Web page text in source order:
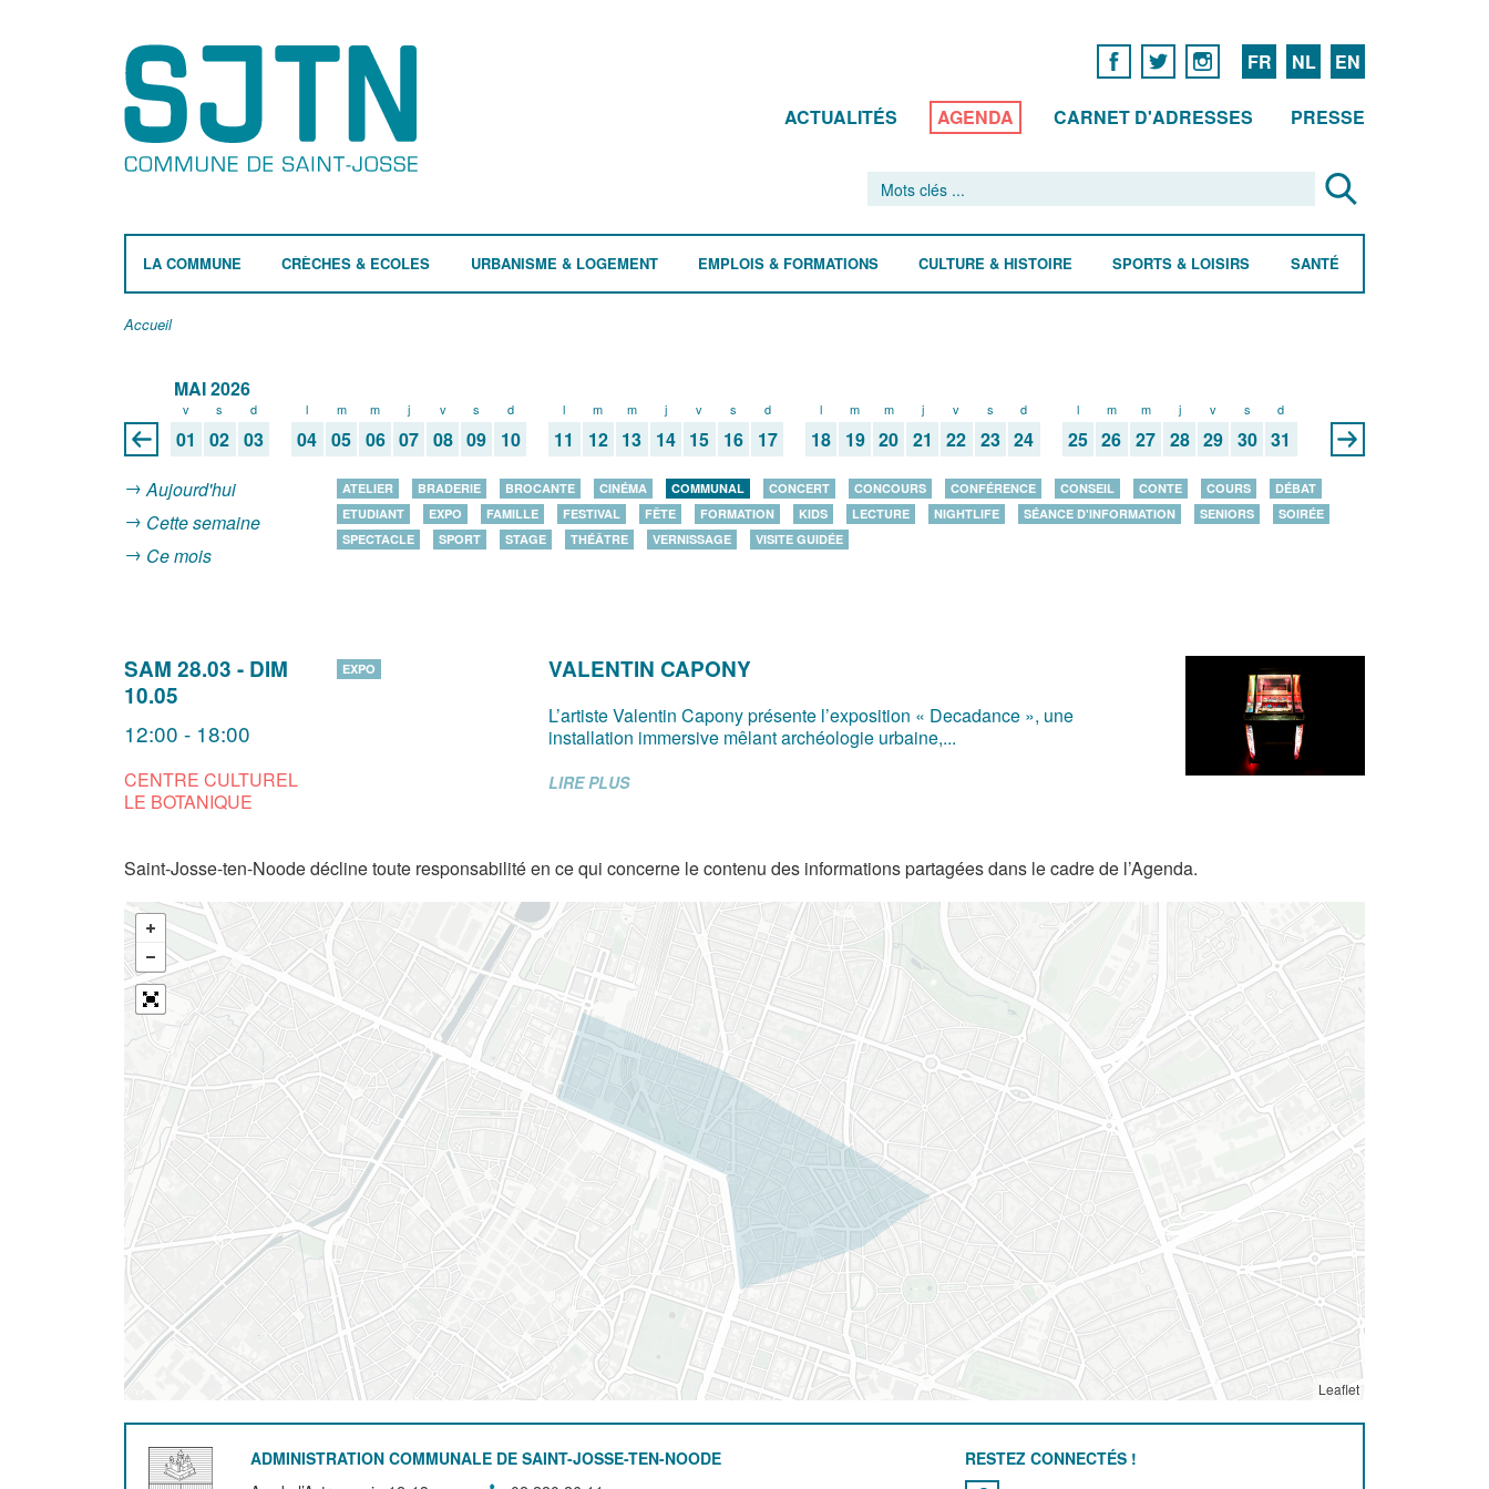
FR NL EN
ACTUALITÉS AGENDA CARNET D'ADRESSES PRESSE
LA COMMUNE CRÈCHES & ECOLES URBANISME & LOGEMENT EMPLOIS & FORMATIONS CULTURE & HISTOIRE SPORTS & LOISIRS SANTÉ
Accueil
MAI 2026
v
01
s
02
d
03
l
04
m
05
m
06
j
07
v
08
s
09
d
10
l
11
m
12
m
13
j
14
v
15
s
16
d
17
l
18
m
19
m
20
j
21
v
22
s
23
d
24
l
25
m
26
m
27
j
28
v
29
s
30
d
31
Aujourd'hui
Cette semaine
Ce mois
ATELIER BRADERIE BROCANTE CINÉMA COMMUNAL CONCERT CONCOURS CONFÉRENCE CONSEIL CONTE COURS
DÉBAT
ETUDIANT
EXPO FAMILLE FESTIVAL FÊTE FORMATION KIDS LECTURE NIGHTLIFE SÉANCE D'INFORMATION SENIORS
SOIRÉE
SPECTACLE
SPORT STAGE THÉÂTRE VERNISSAGE VISITE GUIDÉE
SAM 28.03 - DIM
10.05
12:00 - 18:00
CENTRE CULTUREL
LE BOTANIQUE
EXPO VALENTIN CAPONY
L’artiste Valentin Capony présente l’exposition « Decadance », une
installation immersive mêlant archéologie urbaine,...
LIRE PLUS
Saint-Josse-ten-Noode décline toute responsabilité en ce qui concerne le contenu des informations partagées dans le cadre de l’Agenda.
Leaflet
ADMINISTRATION COMMUNALE DE SAINT-JOSSE-TEN-NOODE
RESTEZ CONNECTÉS !